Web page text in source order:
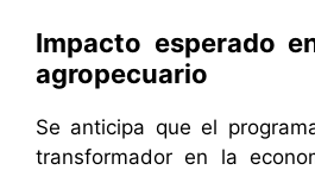
Impacto esperado
agropecuario
Se anticipa que el
transformador en la